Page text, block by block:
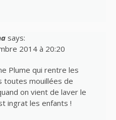
says:
2014 à 20:20
Plume qui rentre les
toutes mouillées de
on vient de laver le
ingrat les enfants !